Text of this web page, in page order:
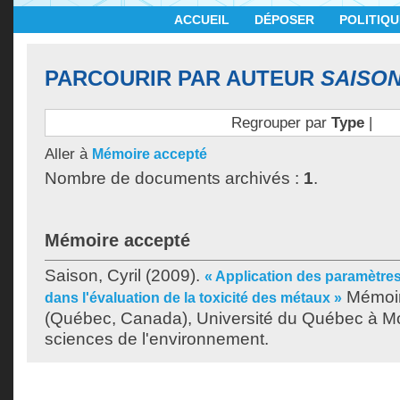
ACCUEIL DÉPOSER
PARCOURIR PAR AUTEUR
Regrouper par Type|
Aller à Mémoire accepté
Nombre de documents archivés : 1.
Mémoire accepté
Saison, Cyril (2009). « Application des
dans l'évaluation de la toxicité des métaux »
(Québec, Canada), Université du Québec à
sciences de l'environnement.